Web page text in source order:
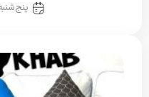
پنج‌شنبه , 1